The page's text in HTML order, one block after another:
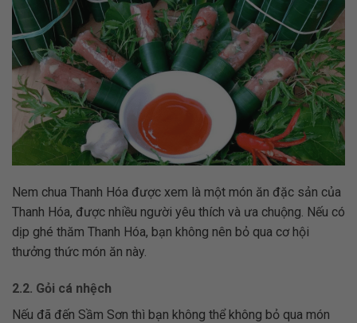
Nem chua Thanh Hóa được xem là một món ăn đặc sản của
Thanh Hóa, được nhiều người yêu thích và ưa chuộng. Nếu có
dịp ghé thăm Thanh Hóa, bạn không nên bỏ qua cơ hội
thưởng thức món ăn này.
2.2. Gỏi cá nhệch
Nếu đã đến Sầm Sơn thì bạn không thể không bỏ qua món